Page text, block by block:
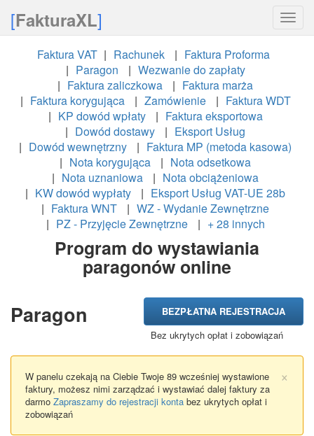
Toggle
[FakturaXL]
Faktura VAT Rachunek
Faktura Proforma
Paragon
Wezwanie do zapłaty
Faktura zaliczkowa
Faktura marża
Faktura korygująca
Zamówienie
Faktura WDT
KP dowód wpłaty
Faktura eksportowa
Dowód dostawy
Eksport Usług
Dowód wewnętrzny
Faktura MP (metoda kasowa)
Nota korygująca
Nota odsetkowa
Nota uznaniowa
Nota obciążeniowa
KW dowód wypłaty
Eksport Usług VAT-UE 28b
Faktura WNT
WZ - Wydanie Zewnętrzne
PZ - Przyjęcie Zewnętrzne
+ 28 innych
Program do wystawiania
paragonów online
Paragon
BEZPŁATNA REJESTRACJA
Bez ukrytych opłat i zobowiązań
×
W panelu czekają na Ciebie Twoje 89 wcześniej wystawione
faktury, możesz nimi zarządzać i wystawiać dalej faktury za
darmo Zapraszamy do rejestracji konta bez ukrytych opłat i
zobowiązań